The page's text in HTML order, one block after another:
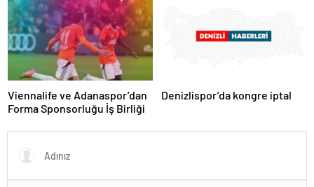
Viennalife ve Adanaspor’dan
Forma Sponsorluğu İş Birliği
Denizlispor’da kongre iptal